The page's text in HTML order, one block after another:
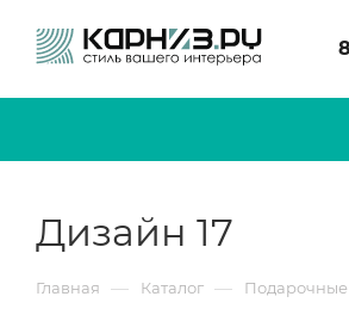
Дизайн 17
Главная — Каталог — Подарочные